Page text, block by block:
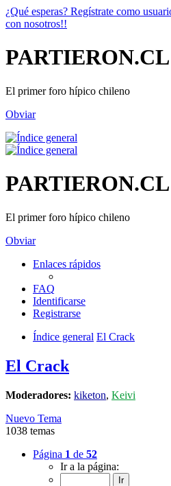
¿Qué esperas? Regístrate como
con nosotros!!
PARTIERON.CL
El primer foro hípico chileno
Obviar
PARTIERON.CL
El primer foro hípico chileno
Obviar
Enlaces rápidos
FAQ
Identificarse
Registrarse
Índice general El Crack
El Crack
Moderadores: kiketon, Keivi
Nuevo Tema
1038 temas
Página 1 de 52
Ir a la página: